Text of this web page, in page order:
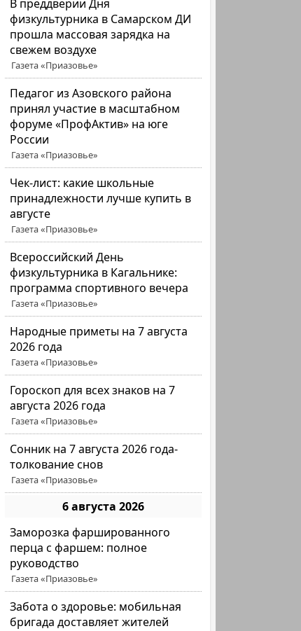
В преддверии Дня
физкультурника в Самарском ДИ
прошла массовая зарядка на
свежем воздухе
Газета «Приазовье»
Педагог из Азовского района
принял участие в масштабном
форуме «ПрофАктив» на юге
России
Газета «Приазовье»
Чек-лист: какие школьные
принадлежности лучше купить в
августе
Газета «Приазовье»
Всероссийский День
физкультурника в Кагальнике:
программа спортивного вечера
Газета «Приазовье»
Народные приметы на 7 августа
2026 года
Газета «Приазовье»
Гороскоп для всех знаков на 7
августа 2026 года
Газета «Приазовье»
Сонник на 7 августа 2026 года-
толкование снов
Газета «Приазовье»
6 августа 2026
Заморозка фаршированного
перца с фаршем: полное
руководство
Газета «Приазовье»
Забота о здоровье: мобильная
бригада доставляет жителей